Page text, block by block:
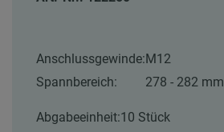
Anschlussgewinde:M12
Spannbereich:
278 - 282 mm
Abgabeeinheit:10 Stück